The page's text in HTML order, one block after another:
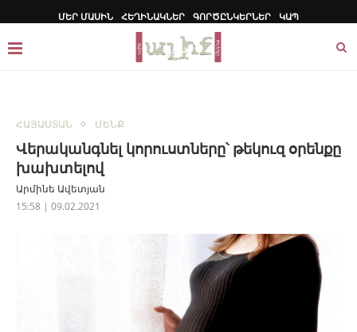
ՄԵՐ ՄԱՍԻՆ ՀԵՂԻՆԱԿՆԵՐ ԳՈՐԾԸՆԿԵՐՆԵՐ ԿԱՊ
ՀԱՅԱՍՏԱՆ ՄԵՆՔ
Վերականգնել կորուստները՝ թեկուզ օրենքը
խախտելով
Արմինե Ավետյան
15:58 | 09.02.2021